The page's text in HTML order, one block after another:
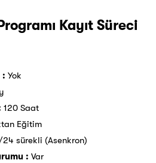
Kayıt Süreci
: Yok
120 Saat
Eğitim
24 sürekli (Asenkron)
: Var